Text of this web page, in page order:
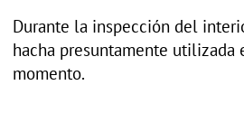
Durante la inspección del
hacha presuntamente utilizada
momento.